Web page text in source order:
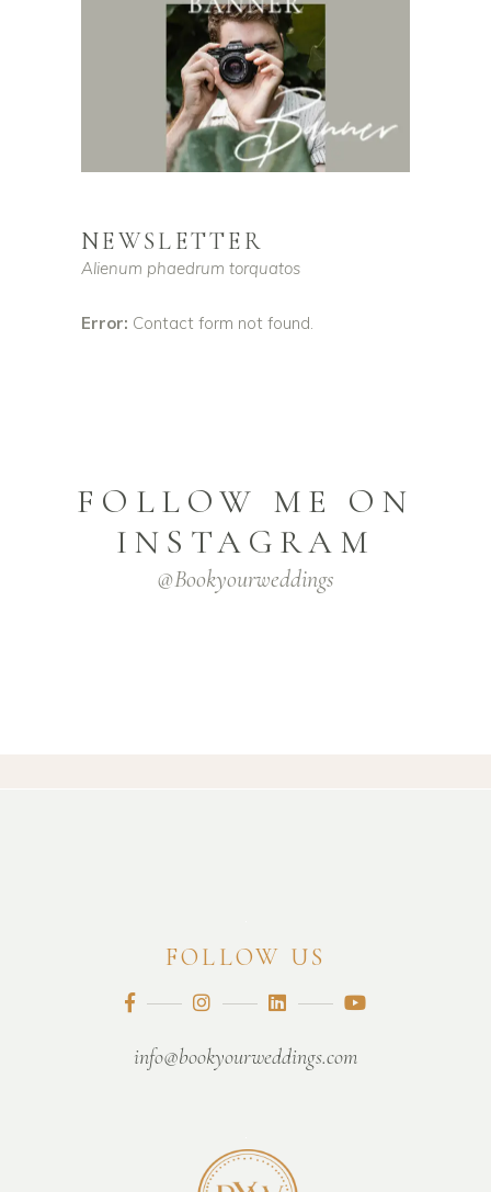
NEWSLETTER
Alienum phaedrum torquatos
Error: Contact form not found.
FOLLOW ME ON
INSTAGRAM
@bookyourweddings
FOLLOW US
info@bookyourweddings.com